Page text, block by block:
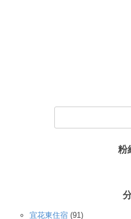
粉
宜花東住宿 (91)